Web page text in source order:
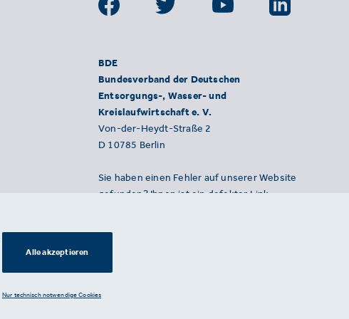
BDE
Bundesverband der Deutschen
Entsorgungs-, Wasser- und
Kreislaufwirtschaft e. V.
Von-der-Heydt-Straße 2
D 10785 Berlin
Sie haben einen Fehler auf unserer Website
gefunden? Ihnen ist ein defekter Link
Alle akzeptieren
Nur technisch notwendige Cookies